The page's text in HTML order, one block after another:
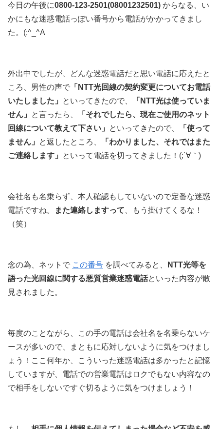
今日の午後に0800-123-2501(08001232501) からなる、い
かにもな迷惑電話っぽい番号から電話がかかってきまし
た。(;^_^A
外出中でしたが、どんな迷惑電話だと思い電話に応えたと
ころ、男性の声で 「NTT光回線の契約変更についてお電話
いたしました」
といってきたので、
「NTT光は使っていま
せん」
と言ったら、
「それでしたら、現在ご使用のネット
回線について教えて下さい」
といってきたので、
「使って
ません」
と返したところ、
「わかりました、それではまた
ご連絡します」
といって電話を切ってきました！(;´∀｀)
会社名も名乗らず、本人確認もしていないので定番な迷惑
電話ですね。
また連絡しますって 、もう掛けてくるな！
（笑）
念の為、ネットで この番号 を調べてみると、
NTT光等を
語った光回線に関する悪質営業迷惑電話といった内容が散
見されました。
毎度のことながら、この手の電話は会社名を名乗らないケ
ースが多いので、まともに応対しないように気をつけまし
ょう！ここ何年か、こういった迷惑電話は多かったと記憶
していますが、電話での営業電話はロクでもない内容なの
で相手をしないですぐ切るように気をつけましょう！